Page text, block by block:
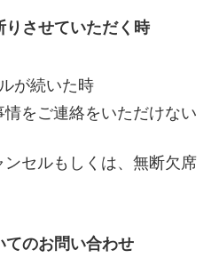
りさせていただく時
が続いた時
をご連絡をいただけない
セルもしくは、無断欠席
てのお問い合わせ